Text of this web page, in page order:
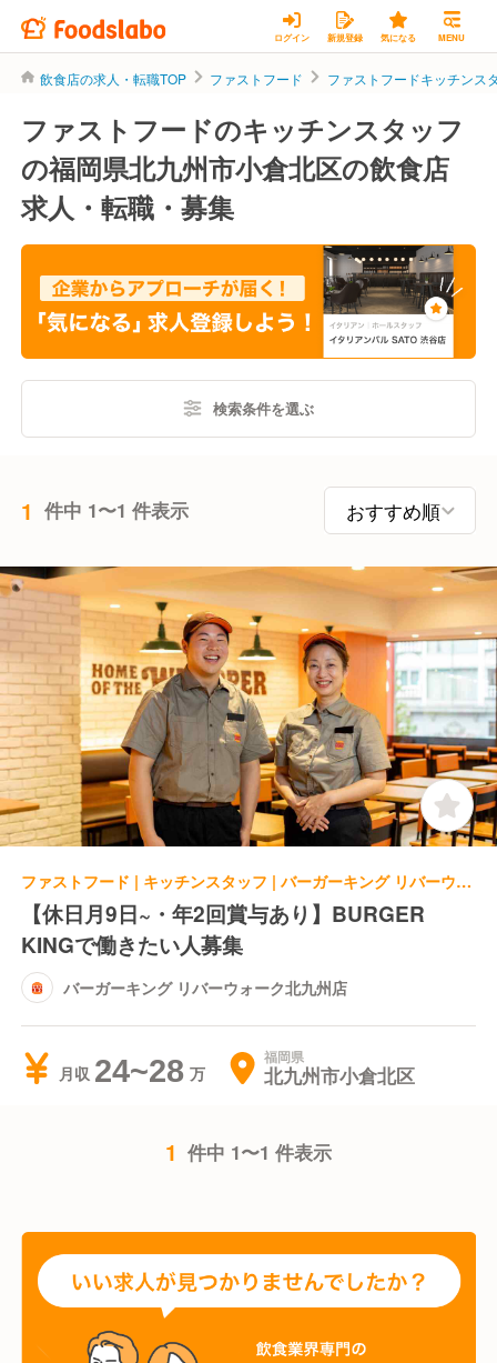
ログイン 新規登録 気になる MENU
飲食店の求人・転職TOP ファストフード ファストフードキッチンス
ファストフードのキッチンスタッフ
の福岡県北九州市小倉北区の飲食店
求人・転職・募集
検索条件を選ぶ
1 件中 1〜1 件表示
ファストフード | キッチンスタッフ | バーガーキング リバーウォーク北九州店
【休日月9日~・年2回賞与あり】BURGER
KINGで働きたい人募集
バーガーキング リバーウォーク北九州店
月収 24~28 福岡県
北九州市小倉北区
1 件中 1〜1 件表示